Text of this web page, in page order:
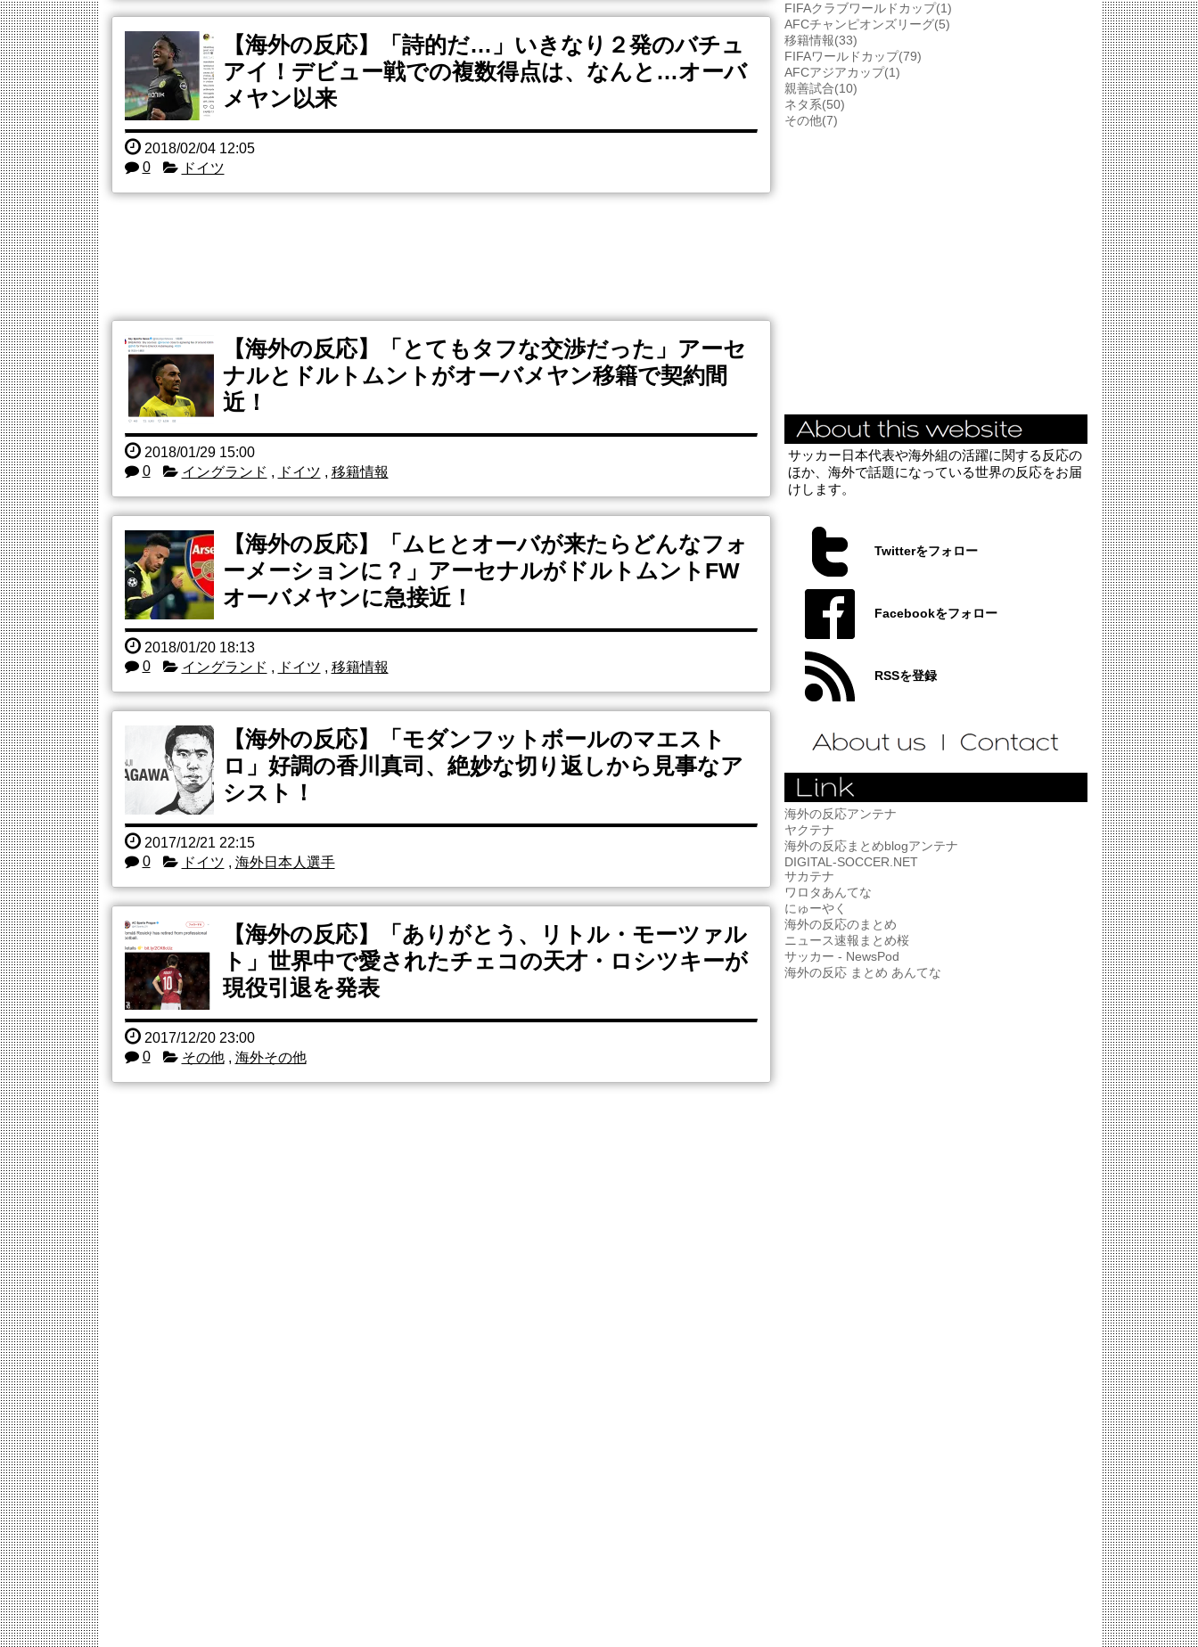
【海外の反応】「詩的だ…」いきなり２発のバチュ
アイ！デビュー戦での複数得点は、なんと…オーバ
メヤン以来
2018/02/04 12:05
0
ドイツ
【海外の反応】「とてもタフな交渉だった」アーセ
ナルとドルトムントがオーバメヤン移籍で契約間
近！
2018/01/29 15:00
0
イングランド , ドイツ , 移籍情報
【海外の反応】「ムヒとオーバが来たらどんなフォ
ーメーションに？」アーセナルがドルトムントFW
オーバメヤンに急接近！
2018/01/20 18:13
0
イングランド , ドイツ , 移籍情報
【海外の反応】「モダンフットボールのマエスト
ロ」好調の香川真司、絶妙な切り返しから見事なア
シスト！
2017/12/21 22:15
0
ドイツ , 海外日本人選手
【海外の反応】「ありがとう、リトル・モーツァル
ト」世界中で愛されたチェコの天才・ロシツキーが
現役引退を発表
2017/12/20 23:00
0
その他, 海外その他
FIFAクラブワールドカップ(1)
AFCチャンピオンズリーグ(5)
移籍情報(33)
FIFAワールドカップ(79)
AFCアジアカップ(1)
親善試合(10)
ネタ系(50)
その他(7)
サッカー日本代表や海外組の活躍に関する反応の
ほか、海外で話題になっている世界の反応をお届
けします。
Twitterをフォロー
Facebookをフォロー
RSSを登録
海外の反応アンテナ
ヤクテナ
海外の反応まとめblogアンテナ
DIGITAL-SOCCER.NET
サカテナ
ワロタあんてな
にゅーやく
海外の反応のまとめ
ニュース速報まとめ桜
サッカー - NewsPod
海外の反応 まとめ あんてな